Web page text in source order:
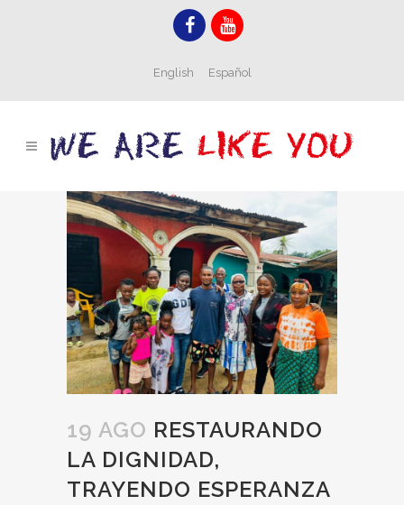
English Español
19 AGO RESTAURANDO
LA DIGNIDAD,
TRAYENDO ESPERANZA